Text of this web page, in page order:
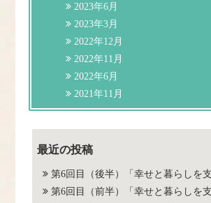
2023年6月
2023年3月
2022年12月
2022年11月
2022年6月
2021年11月
最近の投稿
第6回目（後半）「幸せと暮らしを
第6回目（前半）「幸せと暮らしを